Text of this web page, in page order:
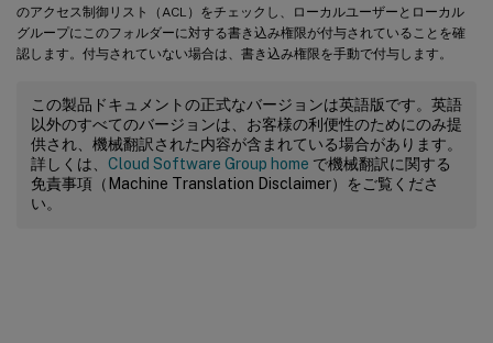
のアクセス制御リスト（ACL）をチェックし、ローカルユーザーとローカル
グループにこのフォルダーに対する書き込み権限が付与されていることを確
認します。付与されていない場合は、書き込み権限を手動で付与します。
この製品ドキュメントの正式なバージョンは英語版です。英語
以外のすべてのバージョンは、お客様の利便性のためにのみ提
供され、機械翻訳された内容が含まれている場合があります。
詳しくは、 Cloud Software Group home で機械翻訳に関する
免責事項（Machine Translation Disclaimer）をご覧くださ
い。